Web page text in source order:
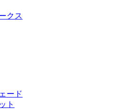
クス
ード
ト